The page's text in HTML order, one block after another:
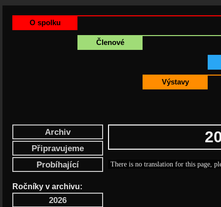
O spolku
Členové
Výstavy
Archiv
Připravujeme
Probíhající
Ročníky v archivu:
2026
There is no translation for this page,